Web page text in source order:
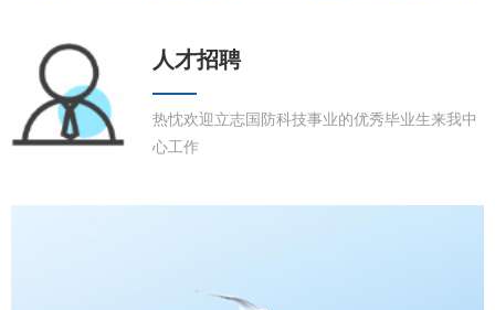
人才招聘
热忱欢迎立志国防科技事业的优秀毕业生来我中
心工作